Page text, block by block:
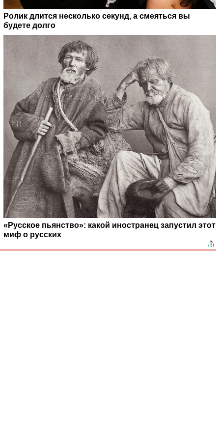
Ролик длится несколько секунд, а смеяться вы
будете долго
«Русское пьянство»: какой иностранец запустил этот
миф о русских